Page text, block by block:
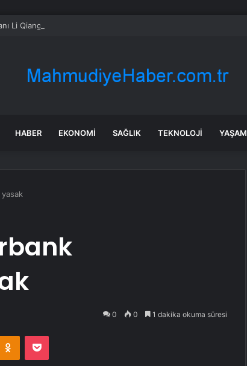
Li Qiang’dan Ukrayna Başbakanı’na tebrik mesajı
HABER EKONOMI SAĞLIK TEKNOLOJI YAŞAM
0 0 1 dakika okuma süresi
Odnoklassniki
Pocket